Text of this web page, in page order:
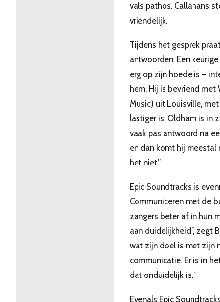
vals pathos. Callahans
vriendelijk.
Tijdens het gesprek
antwoorden. Een
erg op zijn hoede is –
hem. Hij is bevriend met
Music) uit Louisville,
lastiger is. Oldham is in
vaak pas antwoord na
en dan komt hij meestal
het niet.”
Epic Soundtracks is
Communiceren met de
zangers beter af in hun
aan duidelijkheid”, zegt
wat zijn doel is met zijn
communicatie. Er is in
dat onduidelijk is.”
Evenals Epic